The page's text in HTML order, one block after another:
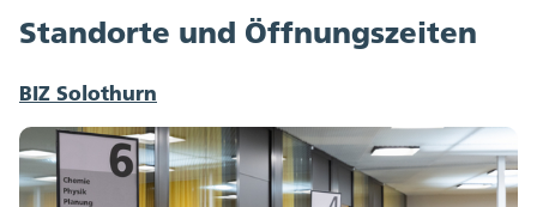
Standorte und Öffnungszeiten
BIZ Solothurn